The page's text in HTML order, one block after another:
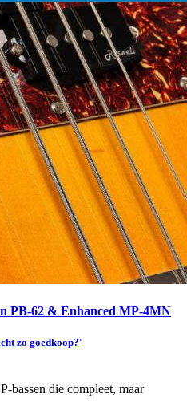
PB-62 & Enhanced MP-4MN
zo goedkoop?'
bassen die compleet, maar